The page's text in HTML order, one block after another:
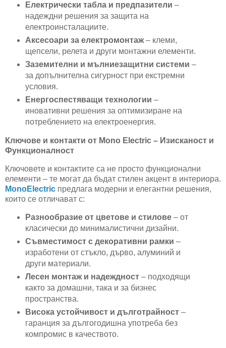
Електрически табла и предпазители –
надеждни решения за защита на
електроинсталациите.
Аксесоари за електромонтаж– клеми,
щепсели, релета и други монтажни елементи.
Заземителни и мълниезащитни системи –
за допълнителна сигурност при екстремни
условия.
Енергоспестяващи технологии –
иновативни решения за оптимизиране на
потреблението на електроенергия.
Ключове и контакти от Mono Electric – Изисканост и
Функционалност
Ключовете и контактите са не просто функционални
елементи – те могат да бъдат стилен акцент в интериора.
MonoElectric предлага модерни и елегантни решения,
които се отличават с:
Разнообразие от цветове и стилове– от
класически до минималистични дизайни.
Съвместимост с декоративни рамки –
изработени от стъкло, дърво, алуминий и
други материали.
Лесен монтаж и надеждност– подходящи
както за домашни, така и за бизнес
пространства.
Висока устойчивост и дълготрайност–
гаранция за дългогодишна употреба без
компромис в качеството.